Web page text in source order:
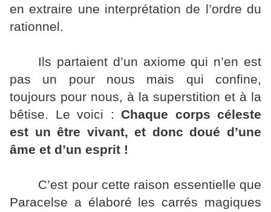
en extraire une interprétation de l’ordre du
rationnel.
Ils partaient d’un axiome qui n’en est
pas un pour nous mais qui confine,
toujours pour nous, à la superstition et à la
bêtise. Le voici : Chaque corps céleste
est un être vivant, et donc doué d’une
âme et d’un esprit !
C’est pour cette raison essentielle que
Paracelse a élaboré les carrés magiques